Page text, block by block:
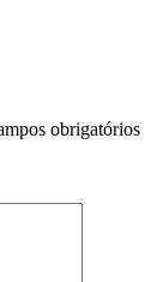
obrigatórios